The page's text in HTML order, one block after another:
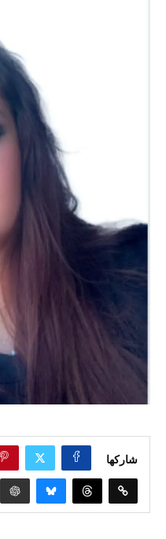
شاركها